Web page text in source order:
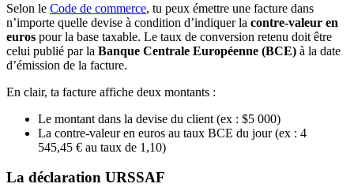
Selon le Code de commerce, tu peux émettre une facture dans
n’importe quelle devise à condition d’indiquer la contre-valeur en
euros pour la base taxable. Le taux de conversion retenu doit être
celui publié par la Banque Centrale Européenne (BCE) à la date
d’émission de la facture.
En clair, ta facture affiche deux montants :
Le montant dans la devise du client (ex : $5 000)
La contre-valeur en euros au taux BCE du jour (ex : 4
545,45 € au taux de 1,10)
La déclaration URSSAF